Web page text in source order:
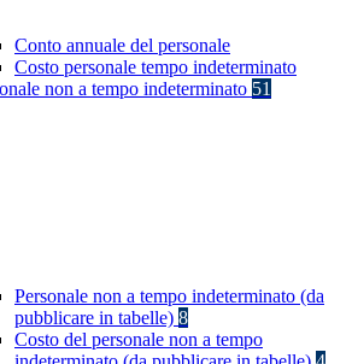
Conto annuale del personale
Costo personale tempo indeterminato
non a tempo indeterminato 51
Personale non a tempo indeterminato (da
pubblicare in tabelle) 8
Costo del personale non a tempo